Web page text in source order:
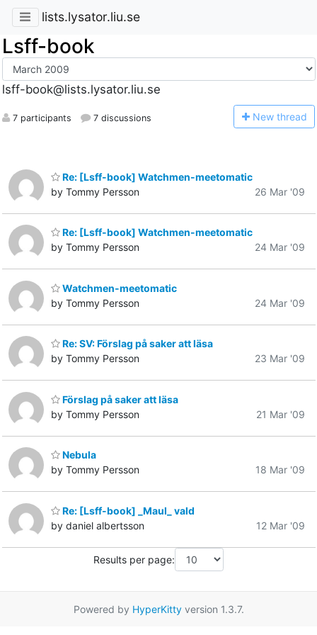
lists.lysator.liu.se
Lsff-book
lsff-book@lists.lysator.liu.se
7 participants 7 discussions New thread
Re: [Lsff-book] Watchmen-meetomatic
by Tommy Persson
26 Mar '09
Re: [Lsff-book] Watchmen-meetomatic
by Tommy Persson
24 Mar '09
Watchmen-meetomatic
by Tommy Persson
24 Mar '09
Re: SV: Förslag på saker att läsa
by Tommy Persson
23 Mar '09
Förslag på saker att läsa
by Tommy Persson
21 Mar '09
Nebula
by Tommy Persson
18 Mar '09
Re: [Lsff-book] _Maul_ vald
by daniel albertsson
12 Mar '09
Results per page:
Powered by HyperKittyversion 1.3.7.